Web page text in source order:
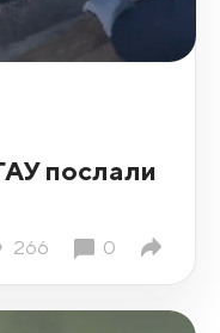
послали
266 0